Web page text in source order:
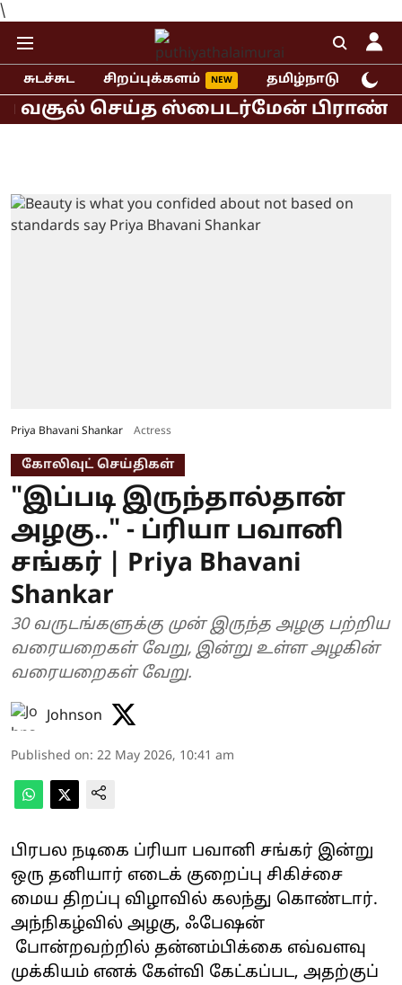
\
சுடச்சுட சிறப்புக்களம் தமிழ்நாடு
செய்த ஸ்பைடர்மேன் பிராண்ட்
Priya Bhavani Shankar Actress
கோலிவுட் செய்திகள்
"இப்படி இருந்தால்தான்
அழகு.." - ப்ரியா பவானி
சங்கர் | Priya Bhavani
Shankar
30 வருடங்களுக்கு முன் இருந்த அழகு பற்றிய
வரையறைகள் வேறு, இன்று உள்ள அழகின்
வரையறைகள் வேறு.
Johnson
Published on: 22 May 2026, 10:41 am
பிரபல நடிகை ப்ரியா பவானி சங்கர் இன்று
ஒரு தனியார் எடைக் குறைப்பு சிகிச்சை
மைய திறப்பு விழாவில் கலந்து கொண்டார்.
அந்நிகழ்வில் அழகு, ஃபேஷன்
போன்றவற்றில் தன்னம்பிக்கை எவ்வளவு
முக்கியம் எனக் கேள்வி கேட்கப்பட, அதற்குப்